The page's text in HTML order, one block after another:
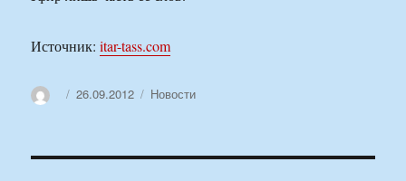
Источник:itar-tass.com
АвторОпубликовано
26.09.2012 Рубрики
Новости